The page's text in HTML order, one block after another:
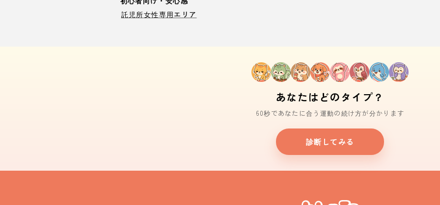
託児所女性専用エリア
あなたはどのタイプ？
60秒であなたに合う運動の続け方が分かります
診断してみる